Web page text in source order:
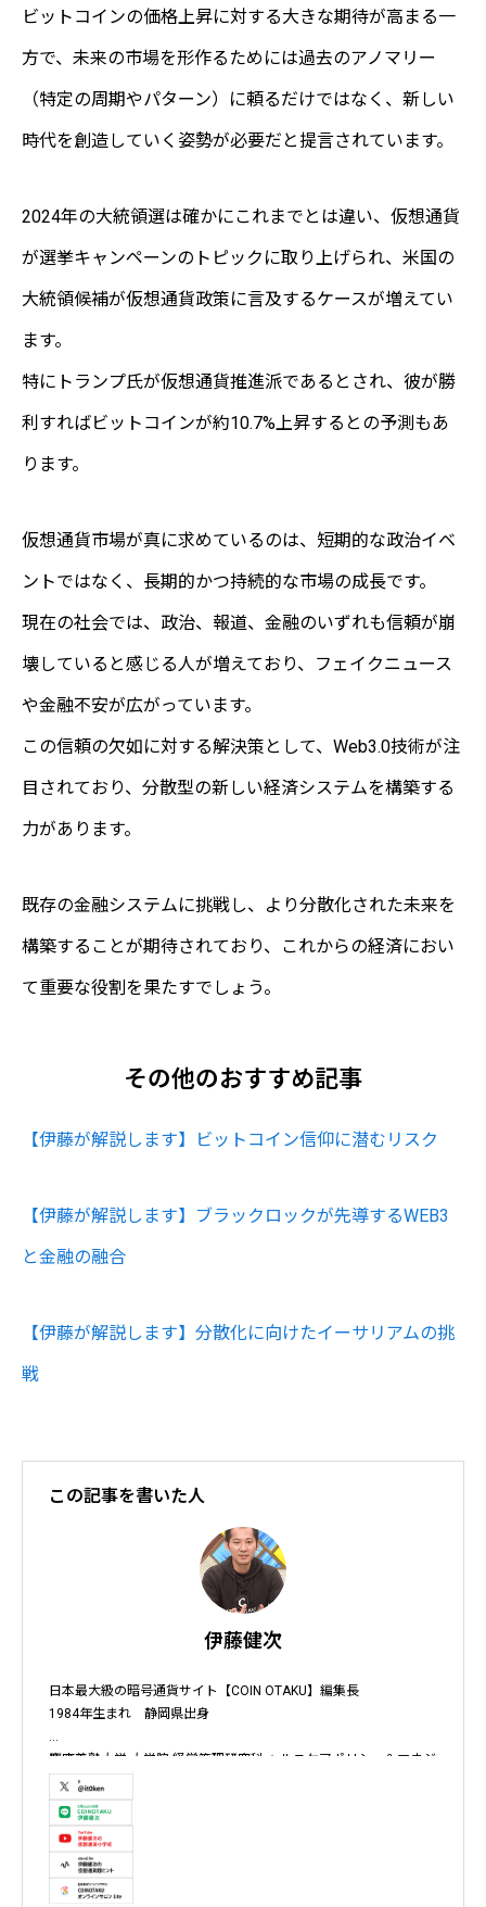
ビットコインの価格上昇に対する大きな期待が高まる一
方で、未来の市場を形作るためには過去のアノマリー
（特定の周期やパターン）に頼るだけではなく、新しい
時代を創造していく姿勢が必要だと提言されています。
2024年の大統領選は確かにこれまでとは違い、仮想通貨
が選挙キャンペーンのトピックに取り上げられ、米国の
大統領候補が仮想通貨政策に言及するケースが増えてい
ます。
特にトランプ氏が仮想通貨推進派であるとされ、彼が勝
利すればビットコインが約10.7%上昇するとの予測もあ
ります。
仮想通貨市場が真に求めているのは、短期的な政治イベ
ントではなく、長期的かつ持続的な市場の成長です。
現在の社会では、政治、報道、金融のいずれも信頼が崩
壊していると感じる人が増えており、フェイクニュース
や金融不安が広がっています。
この信頼の欠如に対する解決策として、Web3.0技術が注
目されており、分散型の新しい経済システムを構築する
力があります。
既存の金融システムに挑戦し、より分散化された未来を
構築することが期待されており、これからの経済におい
て重要な役割を果たすでしょう。
その他のおすすめ記事
【伊藤が解説します】ビットコイン信仰に潜むリスク
【伊藤が解説します】ブラックロックが先導するWEB3
と金融の融合
【伊藤が解説します】分散化に向けたイーサリアムの挑
戦
この記事を書いた人
伊藤健次
日本最大級の暗号通貨サイト【COIN OTAKU】編集長
1984年生まれ　静岡県出身
慶應義塾大学 大学院 経営管理研究科 ヘルスケアポリシー＆マネジ
メント集中コース終了
株式会社ソクラテス 代表取締役 / 国内企業暗号資産事業顧問 / 暗
号資産取引所アドバイザー / 暗号資産投資アナリスト / Fintechコ
ンサルタント / 暗号資産非公式アーティスト /YouTuber
テレビ東京WBS出演　テレビ東京モーニングサテライト出演